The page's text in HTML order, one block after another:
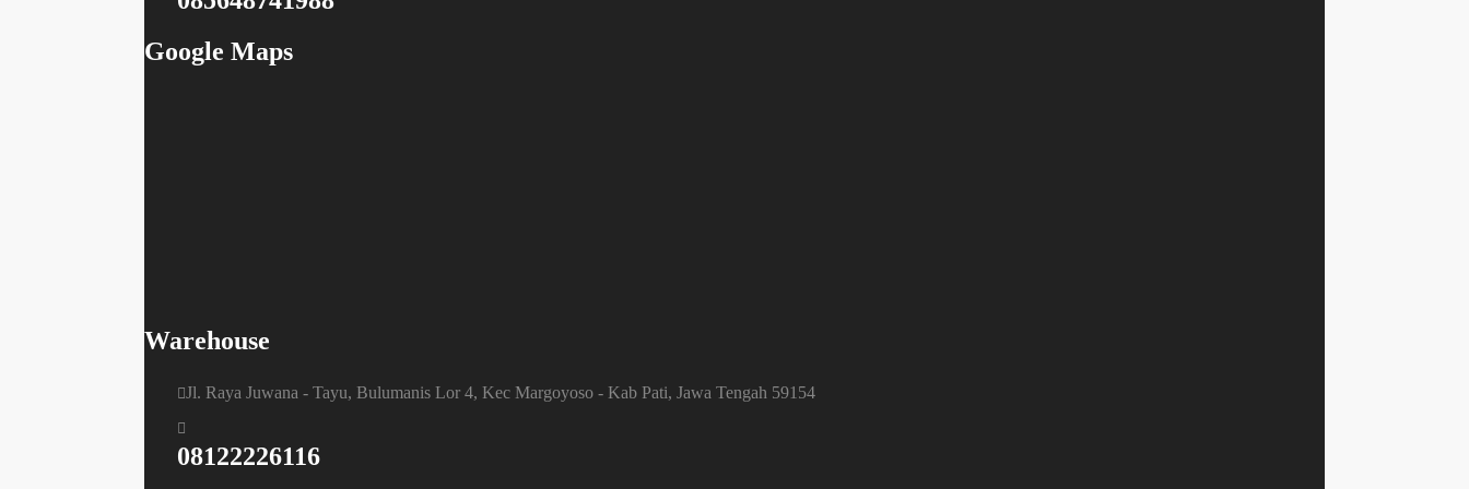
Google Maps
Warehouse
Jl. Raya Juwana - Tayu, Bulumanis Lor 4, Kec Margoyoso - Kab Pati, Jawa Tengah 59154
08122226116